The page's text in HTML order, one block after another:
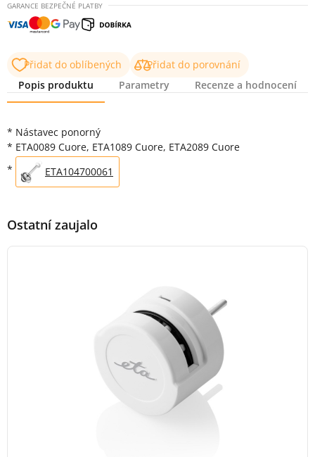
GARANCE BEZPEČNÉ PLATBY
Přidat do oblíbených
Přidat do porovnání
Popis produktu
Parametry Recenze a hodnocení
* Nástavec ponorný
* ETA0089 Cuore, ETA1089 Cuore, ETA2089 Cuore
*
ETA104700061
Ostatní zaujalo